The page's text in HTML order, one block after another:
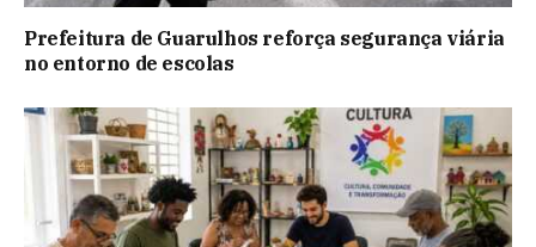
Prefeitura de Guarulhos reforça segurança viária
no entorno de escolas